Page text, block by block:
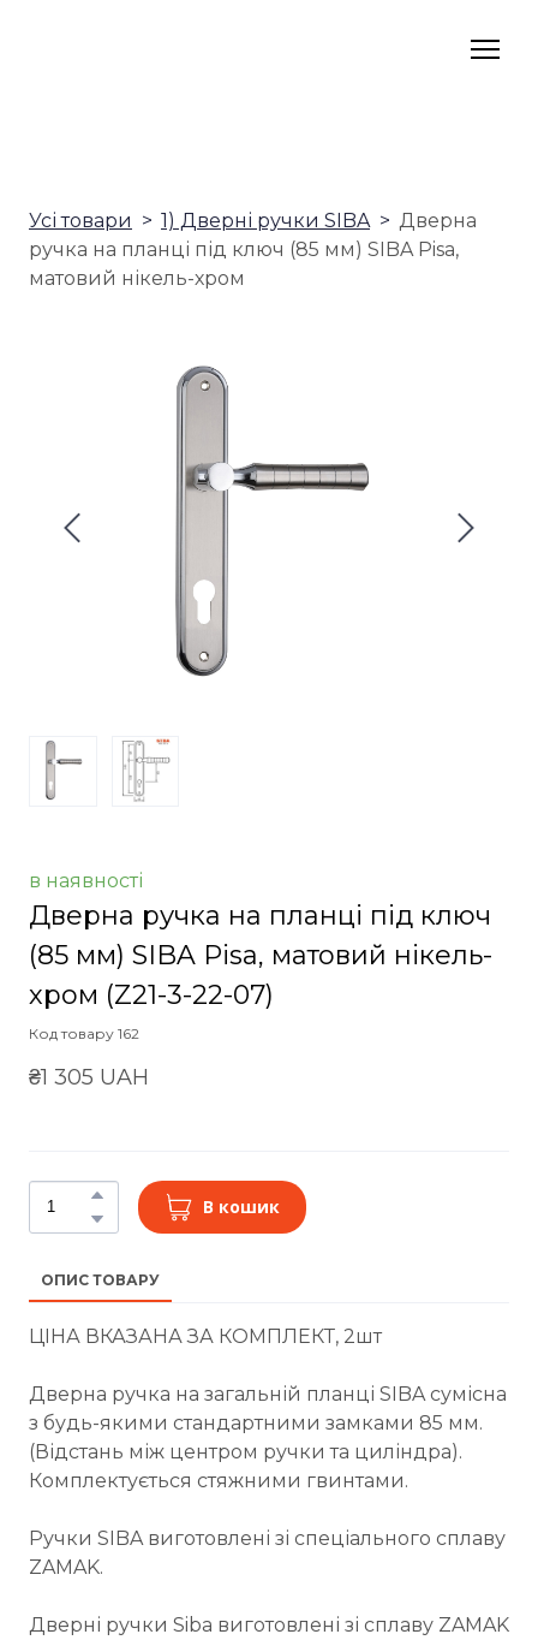
Усі товари 1) Дверні ручки SIBA
Дверна
ручка на планці під ключ (85 мм) SIBA Pisa,
матовий нікель-хром
в наявності
Дверна ручка на планці під ключ
(85 мм) SIBA Pisa, матовий нікель-
хром (Z21-3-22-07)
Код товару 162
₴1 305 UAH
В кошик
ОПИС ТОВАРУ
ЦІНА ВКАЗАНА ЗА КОМПЛЕКТ, 2шт
Дверна ручка на загальній планці SIBA сумісна
з будь-якими стандартними замками 85 мм.
(Відстань між центром ручки та циліндра).
Комплектується стяжними гвинтами.
Ручки SIBA виготовлені зі спеціального сплаву
ZAMAK.
Дверні ручки Siba виготовлені зі сплаву ZAMAK